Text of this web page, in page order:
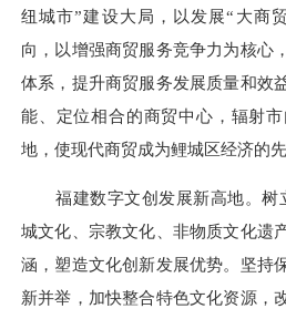
纽城市”建设大局，以发展“大商
向，以增强商贸服务竞争力为核心
体系，提升商贸服务发展质量和效
能、定位相合的商贸中心，辐射
地，使现代商贸成为鲤城区经济的先
福建数字文创发展新高地。树
城文化、宗教文化、非物质文化遗
涵，塑造文化创新发展优势。坚持
新并举，加快整合特色文化资源，